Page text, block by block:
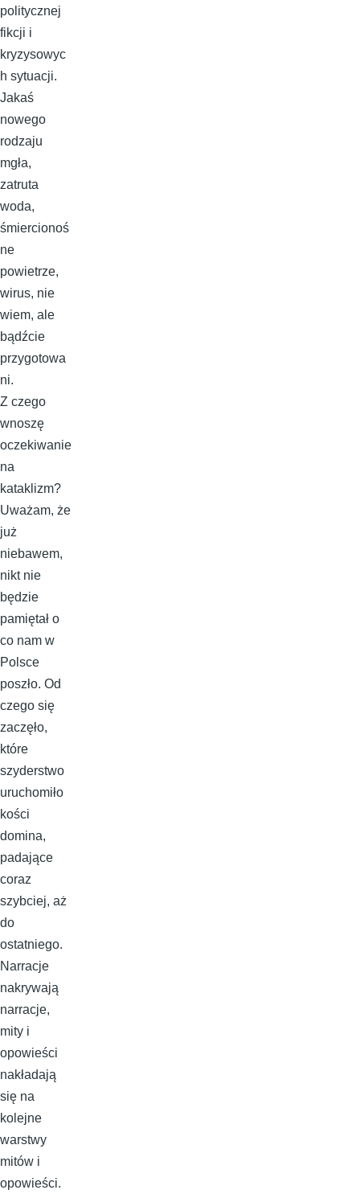
politycznej
fikcji i
kryzysowyc
h sytuacji.
Jakaś
nowego
rodzaju
mgła,
zatruta
woda,
śmiercionoś
ne
powietrze,
wirus, nie
wiem, ale
bądźcie
przygotowa
ni.
Z czego
wnoszę
oczekiwanie
na
kataklizm?
Uważam, że
już
niebawem,
nikt nie
będzie
pamiętał o
co nam w
Polsce
poszło. Od
czego się
zaczęło,
które
szyderstwo
uruchomiło
kości
domina,
padające
coraz
szybciej, aż
do
ostatniego.
Narracje
nakrywają
narracje,
mity i
opowieści
nakładają
się na
kolejne
warstwy
mitów i
opowieści.